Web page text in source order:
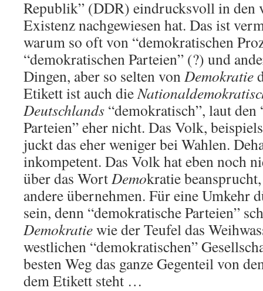
Republik” (DDR) eindrucksvoll in den
Existenz nachgewiesen hat. Das ist
warum so oft von “demokratischen
“demokratischen Parteien” (?) und
Dingen, aber so selten vonDemokratie
Etikett ist auch die
Deutschlands “demokratisch”, laut den
Parteien” eher nicht. Das Volk,
juckt das eher weniger bei Wahlen.
inkompetent. Das Volk hat eben noch
über das WortDemokratie
andere übernehmen. Für eine Umkehr
sein, denn “demokratische Parteien”
Demokratiewie der Teufel das
westlichen “demokratischen”
besten Weg das ganze Gegenteil von
dem Etikett steht …